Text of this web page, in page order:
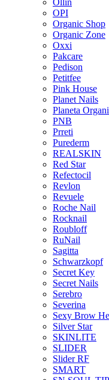
Ollin
OPI
Organic Shop
Organic Zone
Oxxi
Pakcare
Pedison
Petitfee
Pink House
Planet Nails
Planeta
PNB
Prreti
Purederm
REALSKIN
Red Star
Refectocil
Revlon
Revuele
Roche Nail
Rocknail
Roubloff
RuNail
Sagitta
Schwarzkopf
Secret Key
Secret Nails
Serebro
Severina
Sexy Brow
Silver Star
SKINLITE
SLIDER
Slider RF
SMART